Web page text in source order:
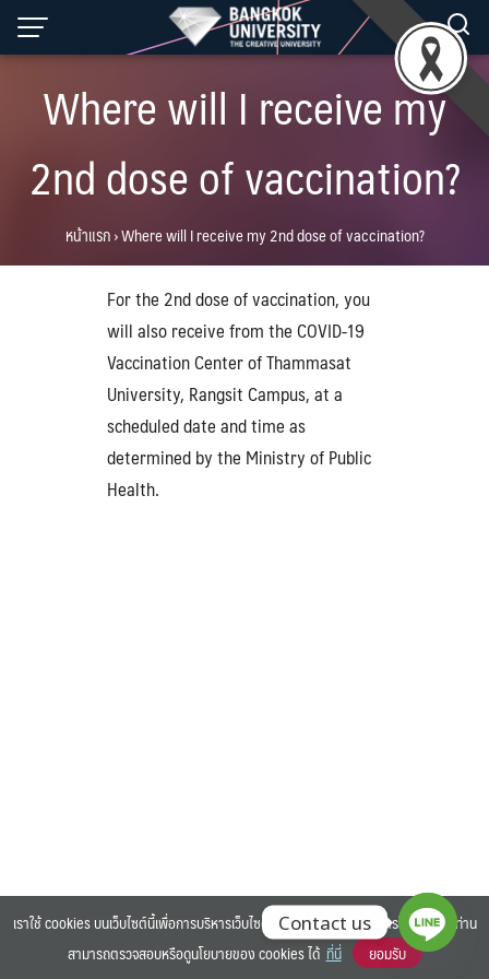
Skip
Where will I receive my
2nd dose of vaccination?
หน้าแรก›Where will I receive my 2nd dose of vaccination?
For the 2nd dose of vaccination, you
will also receive from the COVID-19
Vaccination Center of Thammasat
University, Rangsit Campus, at a
scheduled date and time as
determined by the Ministry of Public
Health.
©2025 BANGKOK UNIVERSITY. ALL RIGHTS RESERVED.
เราใช้ cookies บนเว็บไซต์นี้เพื่อการบริหารเว็บไซต์ และเพิ่มประสิทธิภาพการใช้งานของท่าน
สามารถตรวจสอบหรือดูนโยบายของ cookies ได้ ที่นี่ ยอมรับ
Contact us